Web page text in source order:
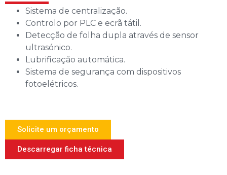
Sistema de centralização.
Controlo por PLC e ecrã tátil.
Detecção de folha dupla através de sensor
ultrasónico.
Lubrificação automática.
Sistema de segurança com dispositivos
fotoelétricos.
Solicite um orçamento
Descarregar ficha técnica